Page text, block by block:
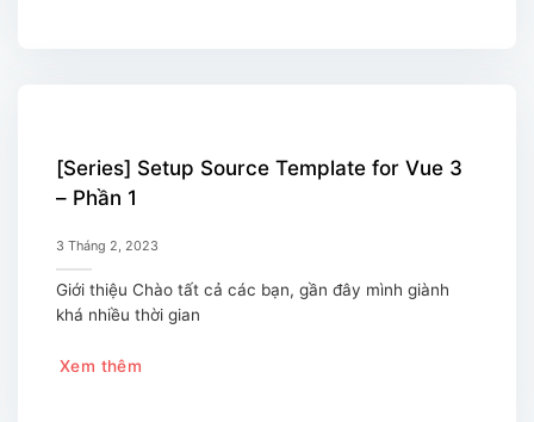
[Series] Setup Source Template for Vue 3
– Phần 1
3 Tháng 2, 2023
Giới thiệu Chào tất cả các bạn, gần đây mình giành
khá nhiều thời gian
Xem thêm